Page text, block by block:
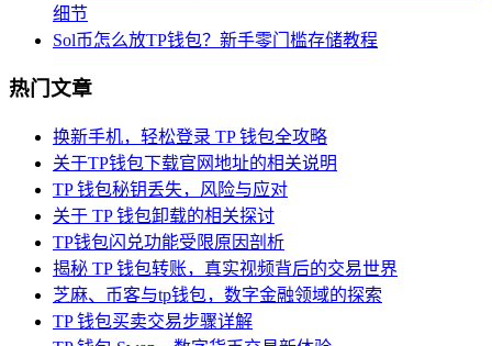
细节
Sol币怎么放TP钱包？新手零门槛存储教程
热门文章
换新手机，轻松登录 TP 钱包全攻略
关于TP钱包下载官网地址的相关说明
TP 钱包秘钥丢失，风险与应对
关于 TP 钱包卸载的相关探讨
TP钱包闪兑功能受限原因剖析
揭秘 TP 钱包转账，真实视频背后的交易世界
芝麻、币客与tp钱包，数字金融领域的探索
TP 钱包买卖交易步骤详解